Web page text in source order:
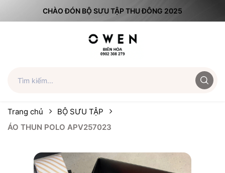
CHÀO ĐÓN BỘ SƯU TẬP THU ĐÔNG 2025
Trang chủ
BỘ SƯU TẬP
ÁO THUN POLO APV257023